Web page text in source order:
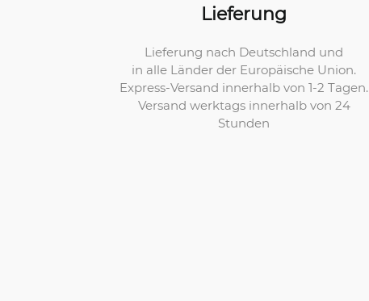
Lieferung
Lieferung nach Deutschland und
in alle Länder der Europäische Union.
Express-Versand innerhalb von 1-2 Tagen.
Versand werktags innerhalb von 24
Stunden